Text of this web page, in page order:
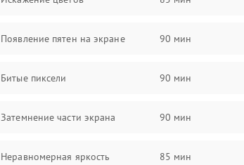
Появление пятен на экране 90 мин
Битые пиксели 90 мин
Затемнение части экрана 90 мин
Неравномерная яркость 85 мин